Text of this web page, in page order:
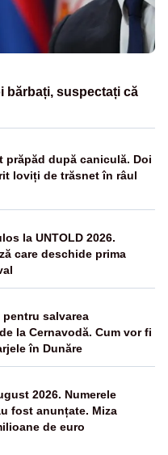
bărbați, suspectați că
prăpăd după caniculă. Doi
loviți de trăsnet în râul
la UNTOLD 2026.
care deschide prima
salvarea
la Cernavodă. Cum vor fi
în Dunăre
2026. Numerele
fost anunțate. Miza
de euro